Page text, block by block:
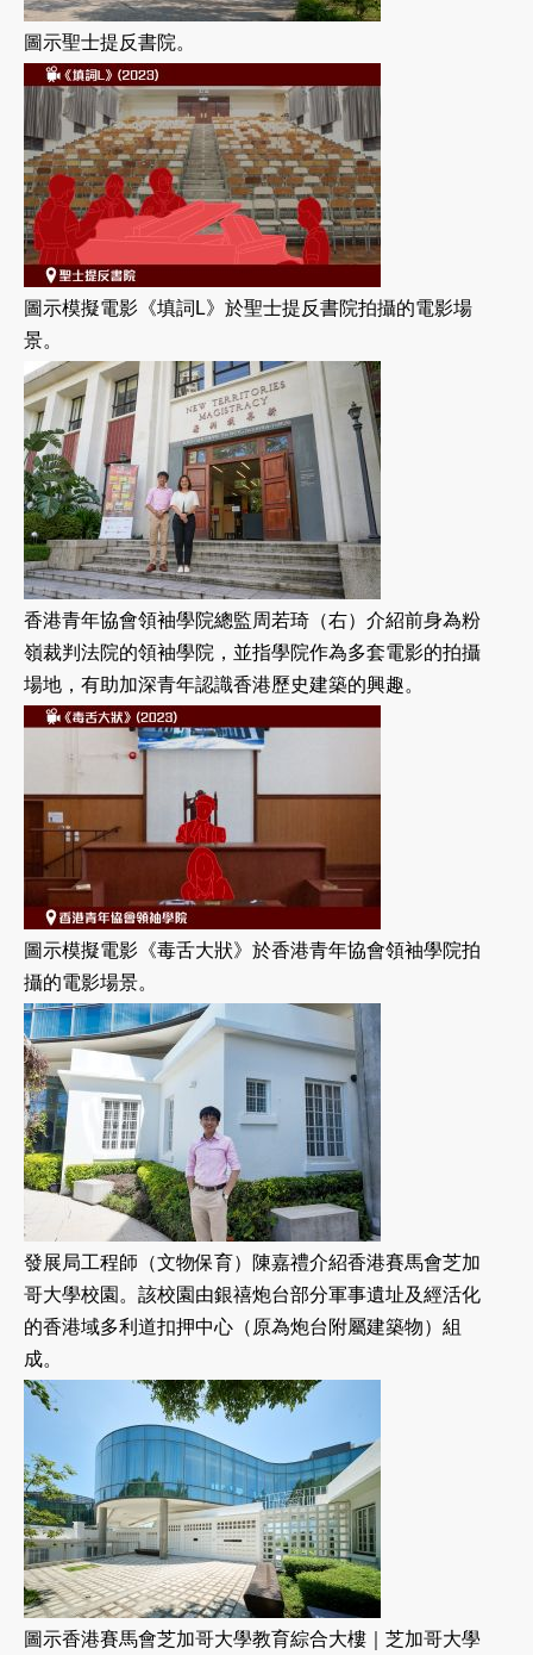
圖示聖士提反書院。
圖示模擬電影《填詞L》於聖士提反書院拍攝的電影場
景。
香港青年協會領袖學院總監周若琦（右）介紹前身為粉
嶺裁判法院的領袖學院，並指學院作為多套電影的拍攝
場地，有助加深青年認識香港歷史建築的興趣。
圖示模擬電影《毒舌大狀》於香港青年協會領袖學院拍
攝的電影場景。
發展局工程師（文物保育）陳嘉禮介紹香港賽馬會芝加
哥大學校園。該校園由銀禧炮台部分軍事遺址及經活化
的香港域多利道扣押中心（原為炮台附屬建築物）組
成。
圖示香港賽馬會芝加哥大學教育綜合大樓｜芝加哥大學